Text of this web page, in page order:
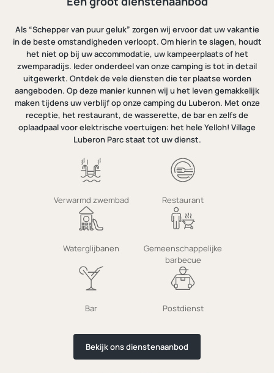
Als “Schepper van puur geluk” zorgen wij ervoor dat uw vakantie
in de beste omstandigheden verloopt. Om hierin te slagen, houdt
het niet op bij uw accommodatie, uw kampeerplaats of het
zwemparadijs. Ieder onderdeel van onze camping is tot in detail
uitgewerkt. Ontdek de vele diensten die ter plaatse worden
aangeboden. Op deze manier kunnen wij u het leven gemakkelijk
maken tijdens uw verblijf op onze camping du Luberon. Met onze
receptie, het restaurant, de wasserette, de bar en zelfs de
oplaadpaal voor elektrische voertuigen: het hele Yelloh! Village
Luberon Parc staat tot uw dienst.
Verwarmd zwembad Restaurant
Waterglijbanen
Gemeenschappelijke
barbecue
Bar Postdienst
Bekijk ons dienstenaanbod